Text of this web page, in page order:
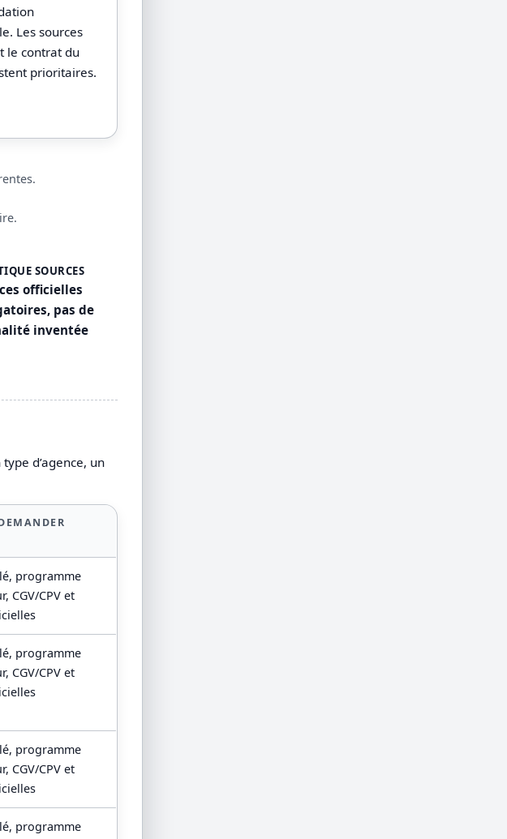
Les sources
le contrat du
prioritaires.
SOURCES
officielles
pas de
inventée
d’agence, un
programme
CGV/CPV et
programme
CGV/CPV et
programme
CGV/CPV et
programme